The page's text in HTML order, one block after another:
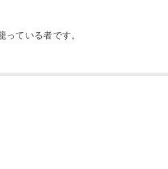
ている者です。